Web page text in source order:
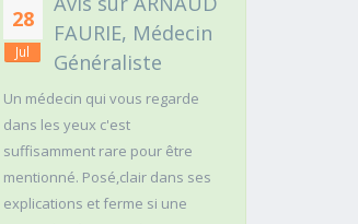
28
Jul
FAURIE, Médecin
Généraliste
Un médecin qui vous regarde
dans les yeux c'est
suffisamment rare pour être
mentionné. Posé,clair dans ses
explications et ferme si une